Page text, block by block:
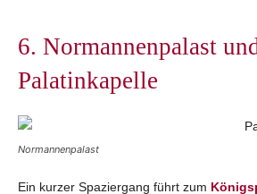
6. Normannenpalast
Palatinkapelle
Normannenpalast
Ein kurzer Spaziergang führt zum